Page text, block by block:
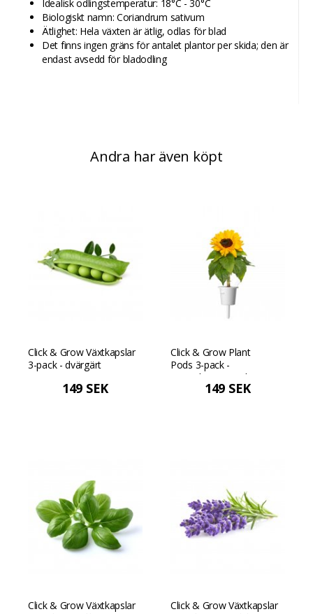
Idealisk odlingstemperatur: 18°C - 30°C
Biologiskt namn: Coriandrum sativum
Ätlighet: Hela växten är ätlig, odlas för blad
Det finns ingen gräns för antalet plantor per skida; den är
endast avsedd för bladodling
Andra har även köpt
Click & Grow Växtkapslar
3-pack - dvärgärt
149 SEK
Click & Grow Plant
Pods 3-pack -
Minisolrosor - Gula
149 SEK
Click & Grow Växtkapslar
Click & Grow Växtkapslar